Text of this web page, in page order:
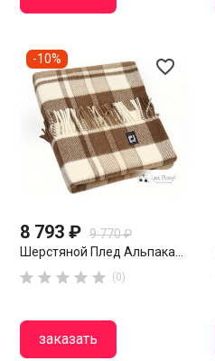
favorite_border
8 793 ₽ 9 770 ₽
Шерстяной Плед Альпака...
     (0)
заказать
-10%